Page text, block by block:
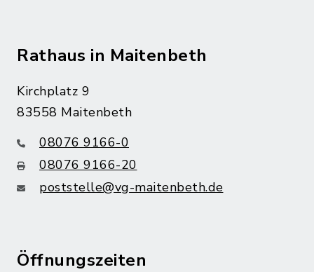
Rathaus in Maitenbeth
Kirchplatz 9
83558 Maitenbeth
08076 9166-0
08076 9166-20
poststelle@vg-maitenbeth.de
Öffnungszeiten